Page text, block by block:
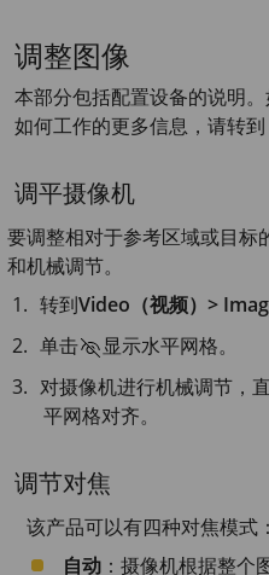
调整图像
本部分包括配置设备的说明
如何工作的更多信息，请转到
调平摄像机
要调整相对于参考区域或目标
和机械调节。
转到Video（视频）>
单击
显示水平网格。
对摄像机进行机械调节，
平网格对齐。
调节对焦
该产品可以有四种对焦模式：
自动 ：摄像机根据整个